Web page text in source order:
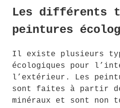
Les différents
peintures
Il existe plusieurs
écologiques pour
l’extérieur. Les
sont faites à partir
minéraux et sont non